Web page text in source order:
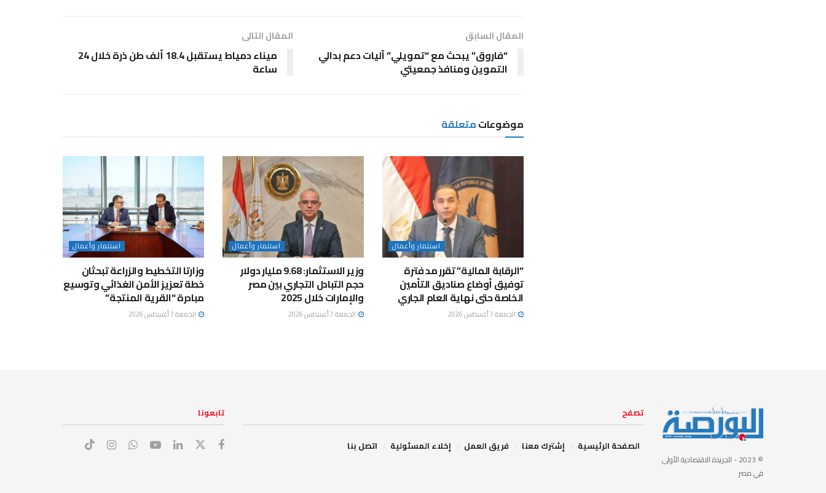
المقال السابق
“فاروق” يبحث مع “تمويلي” آليات دعم بدالي
التموين ومنافذ جمعيتي
المقال التالى
ميناء دمياط يستقبل 18.4 ألف طن ذرة خلال 24
ساعة
موضوعاتمتعلقة
استثمار وأعمال
“الرقابة المالية” تقرر مد فترة
توفيق أوضاع صناديق التأمين
الخاصة حتى نهاية العام الجاري
الجمعة 7 أغسطس 2026
استثمار وأعمال
وزير الاستثمار: 9.68 مليار دولار
حجم التبادل التجاري بين مصر
والإمارات خلال 2025
الجمعة 7 أغسطس 2026
استثمار وأعمال
وزارتا التخطيط والزراعة تبحثان
خطة تعزيز الأمن الغذائي وتوسيع
مبادرة “القرية المنتجة”
الجمعة 7 أغسطس 2026
© 2023
- الجريدة الاقتصادية الأولى
في مصر
تصفح
الصفحة الرئيسية إشترك معنا فريق العمل إخلاء المسئولية اتصل بنا
تابعونا